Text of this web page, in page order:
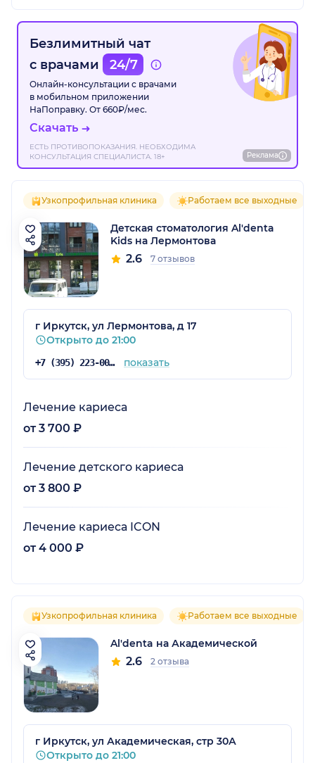
Безлимитный чат
с врачами
24/7
Онлайн-консультации с врачами
в мобильном приложении
НаПоправку. От 660₽/мес.
Скачать
ЕСТЬ ПРОТИВОПОКАЗАНИЯ. НЕОБХОДИМА
КОНСУЛЬТАЦИЯ СПЕЦИАЛИСТА. 18+
Реклама
Узкопрофильная клиника Работаем все выходные
Детская стоматология Al'denta
Kids на Лермонтова
2.6 7 отзывов
г Иркутск, ул Лермонтова, д 17
Открыто до 21:00
+7 (395) 223-00-00 показать
Лечение кариеса
от 3 700 ₽
Лечение детского кариеса
от 3 800 ₽
Лечение кариеса ICON
от 4 000 ₽
Узкопрофильная клиника Работаем все выходные
Al'denta на Академической
2.6 2 отзыва
г Иркутск, ул Академическая, стр 30А
Открыто до 21:00